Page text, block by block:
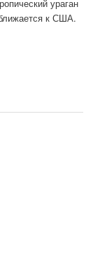
ураган
к США.